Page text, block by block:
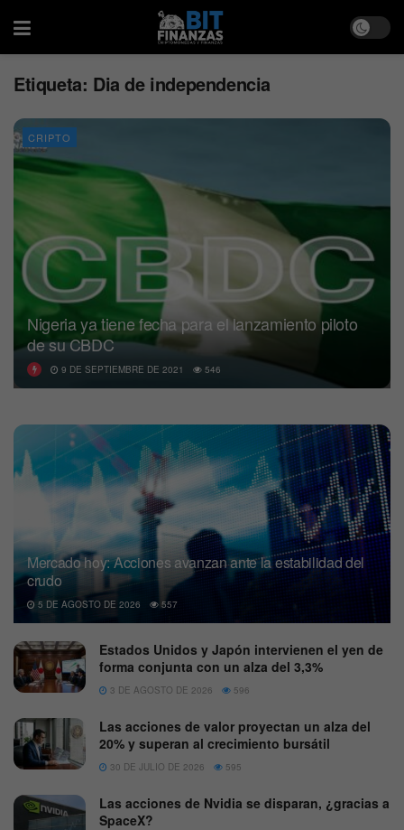
Etiqueta: Dia de independencia
CRIPTO
Nigeria ya tiene fecha para el lanzamiento piloto
de su CBDC
9 DE SEPTIEMBRE DE 2021 546
Mercado hoy: Acciones avanzan ante la estabilidad del
crudo
5 DE AGOSTO DE 2026 557
Estados Unidos y Japón intervienen el yen de
forma conjunta con un alza del 3,3%
3 DE AGOSTO DE 2026 596
Las acciones de valor proyectan un alza del
20% y superan al crecimiento bursátil
30 DE JULIO DE 2026 595
Las acciones de Nvidia se disparan, ¿gracias a
SpaceX?